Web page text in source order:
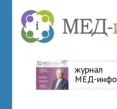
журнал
МЕД-инфо